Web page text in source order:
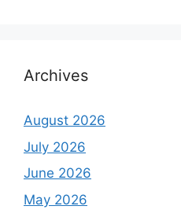
Archives
August 2026
July 2026
June 2026
May 2026